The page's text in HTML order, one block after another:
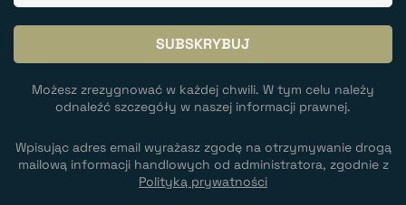
Możesz zrezygnować w każdej chwili. W tym celu należy
odnaleźć szczegóły w naszej informacji prawnej.
Wpisując adres email wyrażasz zgodę na otrzymywanie drogą
mailową informacji handlowych od administratora, zgodnie z
Polityką prywatności